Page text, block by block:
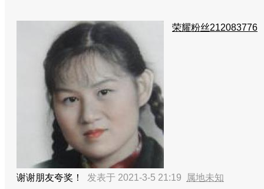
荣耀粉丝212083776
谢谢朋友夸奖！ 发表于 2021-3-5 21:19 属地未知